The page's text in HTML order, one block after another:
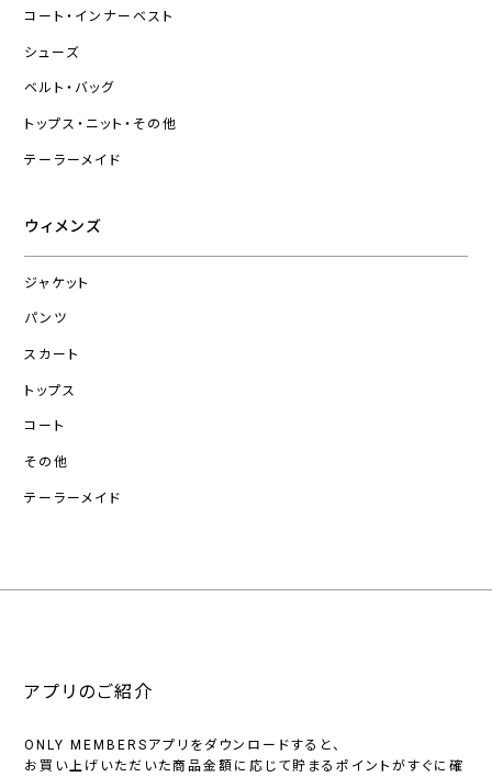
コート・インナーベスト
シューズ
ベルト・バッグ
トップス・ニット・その他
テーラーメイド
ウィメンズ
ジャケット
パンツ
スカート
トップス
コート
その他
テーラーメイド
アプリのご紹介
ONLY MEMBERSアプリをダウンロードすると、
お買い上げいただいた商品金額に応じて貯まるポイントがすぐに確